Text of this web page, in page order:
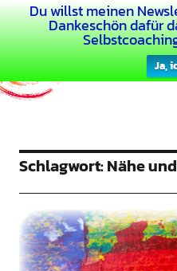
Du willst meinen
Dankeschön dafür
Ja,
Dein Buntes
Schlagwort:Nähe